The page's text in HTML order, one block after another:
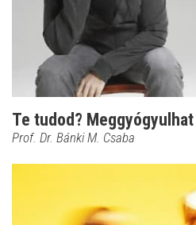
Te tudod?
Prof. Dr. Bánki M. Csaba